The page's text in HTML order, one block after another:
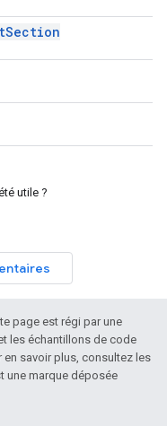
Section
utile ?
page est régi par une
les échantillons de code
en savoir plus, consultez les
une marque déposée